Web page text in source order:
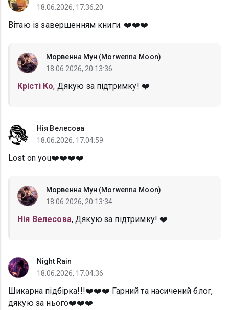
18.06.2026, 17:36:20
Вітаю із завершенням книги. ❤️❤️❤️
Морвенна Мун (Morwenna Moon)
18.06.2026, 20:13:36
Крісті Ко, Дякую за підтримку! ❤️
Нія Велесова
18.06.2026, 17:04:59
Lost on you❤️❤️❤️❤️
Морвенна Мун (Morwenna Moon)
18.06.2026, 20:13:34
Нія Велесова, Дякую за підтримку! ❤️
Night Rain
18.06.2026, 17:04:36
Шикарна підбірка!!!❤️❤️❤️ Гарний та насичений блог,
дякую за нього❤️❤️❤️